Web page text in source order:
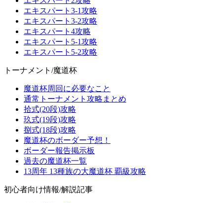
エキスパート3-1攻略
エキスパート3-2攻略
エキスパート4攻略
エキスパート5-1攻略
エキスパート5-2攻略
トーナメント/魔道杯
魔道杯周回に必要なこと
通常トーナメント攻略まとめ
拾式(20段)攻略
玖式(19段)攻略
捌式(18段)攻略
魔道杯のボーダー予想！
ボーダー報告掲示板
過去の魔道杯一覧
13周年 13種族の大魔道杯 覇級攻略
初心者向け情報/解説記事